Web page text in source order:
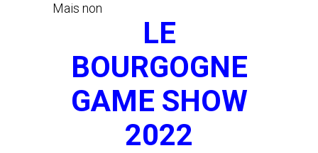
Mais non
LE
BOURGOGNE
GAME SHOW
2022